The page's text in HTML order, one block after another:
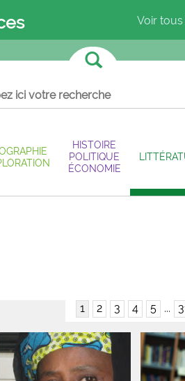
Voir
HISTOIRE
POLITIQUE
ÉCONOMIE
1 2 3 4 5 ...